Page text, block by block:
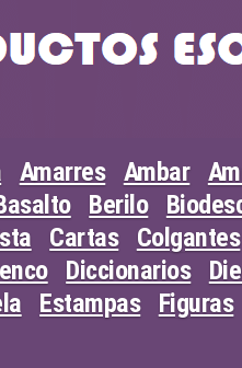
Amarres Ambar
Berilo
Cartas Colgantes
Diccionarios
Estampas Figuras